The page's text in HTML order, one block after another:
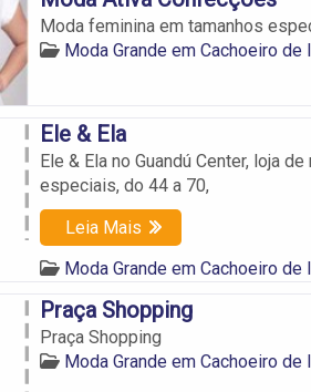
Moda feminina em tamanhos
Moda Grande em Cachoeiro de
Ele & Ela
Ele & Ela no Guandú Center, loja
especiais, do 44 a 70,
Leia Mais
Moda Grande em Cachoeiro de
Praça Shopping
Praça Shopping
Moda Grande em Cachoeiro de